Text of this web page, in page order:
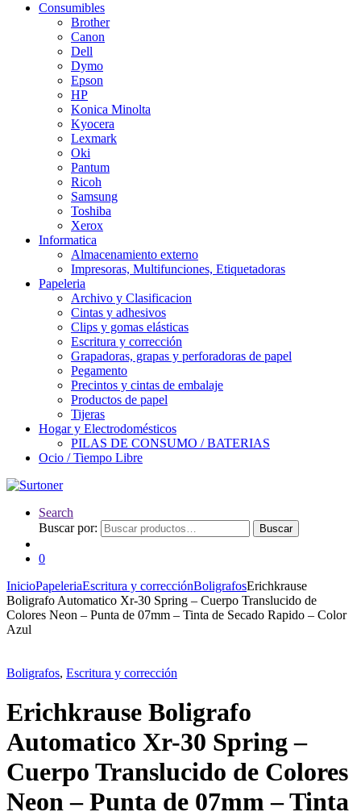
Consumibles
Brother
Canon
Dell
Dymo
Epson
HP
Konica Minolta
Kyocera
Lexmark
Oki
Pantum
Ricoh
Samsung
Toshiba
Xerox
Informatica
Almacenamiento externo
Impresoras, Multifunciones, Etiquetadoras
Papeleria
Archivo y Clasificacion
Cintas y adhesivos
Clips y gomas elásticas
Escritura y corrección
Grapadoras, grapas y perforadoras de papel
Pegamento
Precintos y cintas de embalaje
Productos de papel
Tijeras
Hogar y Electrodomésticos
PILAS DE CONSUMO / BATERIAS
Ocio / Tiempo Libre
Search
Buscar por:
Buscar
0
InicioPapeleriaEscritura y correcciónBoligrafosErichkrause
Boligrafo Automatico Xr-30 Spring – Cuerpo Translucido de
Colores Neon – Punta de 07mm – Tinta de Secado Rapido – Color
Azul
Boligrafos, Escritura y corrección
Erichkrause Boligrafo
Automatico Xr-30 Spring –
Cuerpo Translucido de Colores
Neon – Punta de 07mm – Tinta